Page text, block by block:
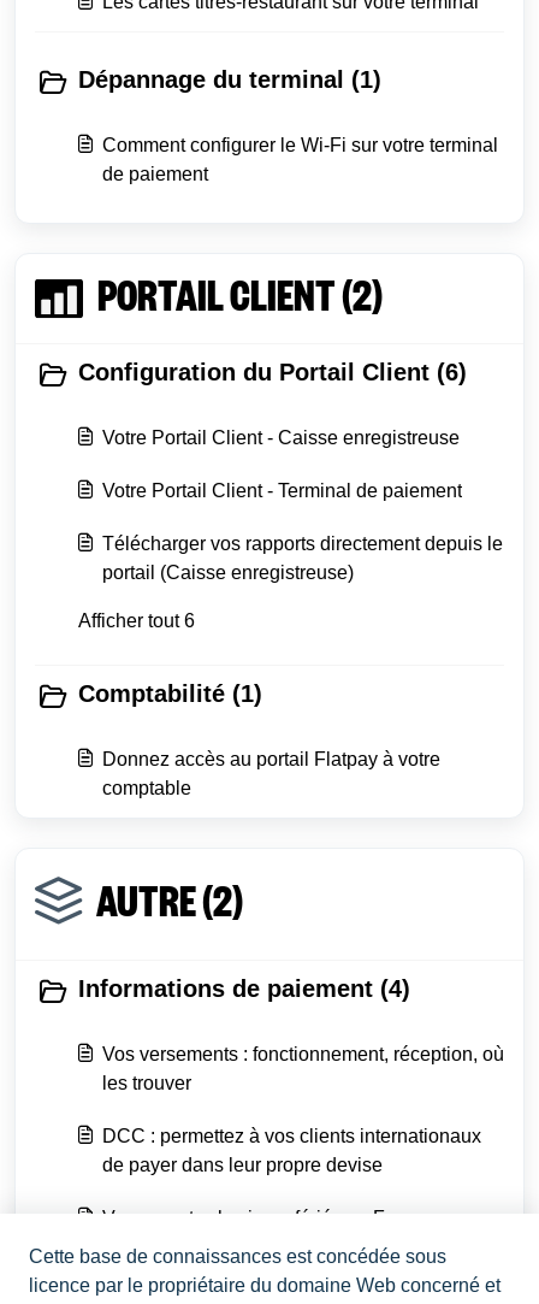
Dépannage du terminal (1)
Comment configurer le Wi-Fi sur votre terminal
de paiement
PORTAIL CLIENT (2)
Configuration du Portail Client (6)
Votre Portail Client - Caisse enregistreuse
Votre Portail Client - Terminal de paiement
Télécharger vos rapports directement depuis le
portail (Caisse enregistreuse)
Afficher tout 6
Comptabilité (1)
Donnez accès au portail Flatpay à votre
comptable
AUTRE (2)
Informations de paiement (4)
Vos versements : fonctionnement, réception, où
les trouver
DCC : permettez à vos clients internationaux
de payer dans leur propre devise
Versements : les jours fériés en France
Afficher tout 4
Cette base de connaissances est concédée sous
licence par le propriétaire du domaine Web concerné et